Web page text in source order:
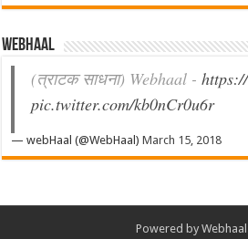
Webhaal
(त्राटक साधना) Webhaal -
pic.twitter.com/kb0nCr0u6r
— webHaal (@WebHaal)March 15, 2018
Powered by